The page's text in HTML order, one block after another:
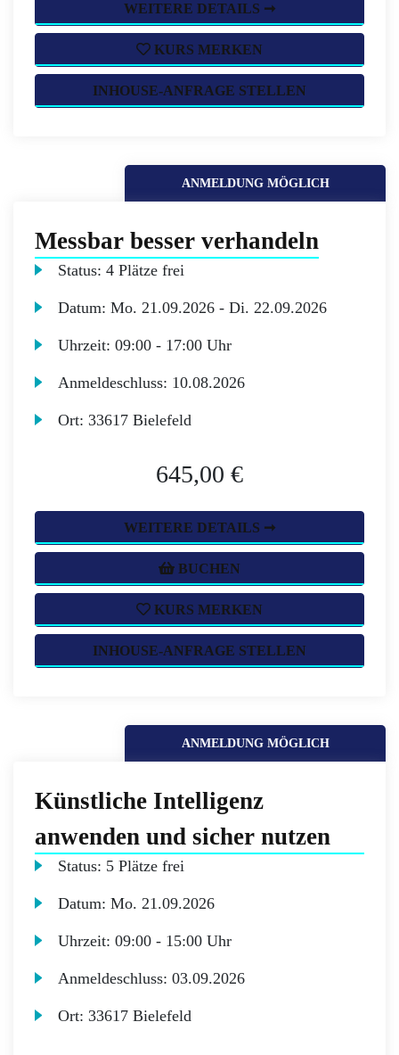
WEITERE DETAILS ➞
KURS MERKEN
INHOUSE-ANFRAGE STELLEN
ANMELDUNG MÖGLICH
Messbar besser verhandeln
Status:4 Plätze frei
Datum:Mo. 21.09.2026 -Di. 22.09.2026
Uhrzeit:09:00 - 17:00 Uhr
Anmeldeschluss: 10.08.2026
Ort:33617 Bielefeld
645,00 €
WEITERE DETAILS ➞
BUCHEN
KURS MERKEN
INHOUSE-ANFRAGE STELLEN
ANMELDUNG MÖGLICH
Künstliche Intelligenz
anwenden und sicher nutzen
Status: 5 Plätze frei
Datum:Mo. 21.09.2026
Uhrzeit:09:00 - 15:00 Uhr
Anmeldeschluss:03.09.2026
Ort:33617 Bielefeld